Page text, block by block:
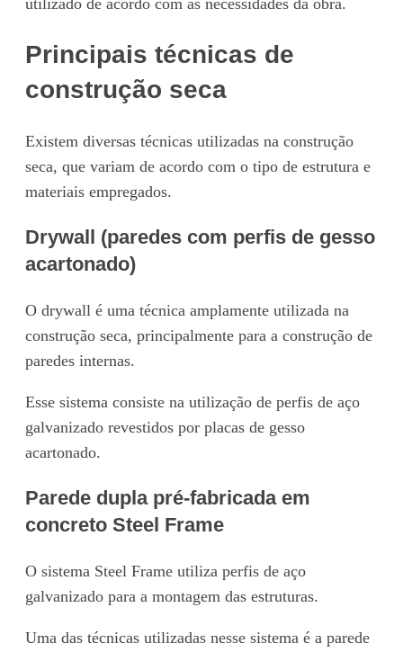
utilizado de acordo com as necessidades da obra.
Principais técnicas de
construção seca
Existem diversas técnicas utilizadas na construção
seca, que variam de acordo com o tipo de estrutura e
materiais empregados.
Drywall (paredes com perfis de gesso
acartonado)
O drywall é uma técnica amplamente utilizada na
construção seca, principalmente para a construção de
paredes internas.
Esse sistema consiste na utilização de perfis de aço
galvanizado revestidos por placas de gesso
acartonado.
Parede dupla pré-fabricada em
concreto Steel Frame
O sistema Steel Frame utiliza perfis de aço
galvanizado para a montagem das estruturas.
Uma das técnicas utilizadas nesse sistema é a parede